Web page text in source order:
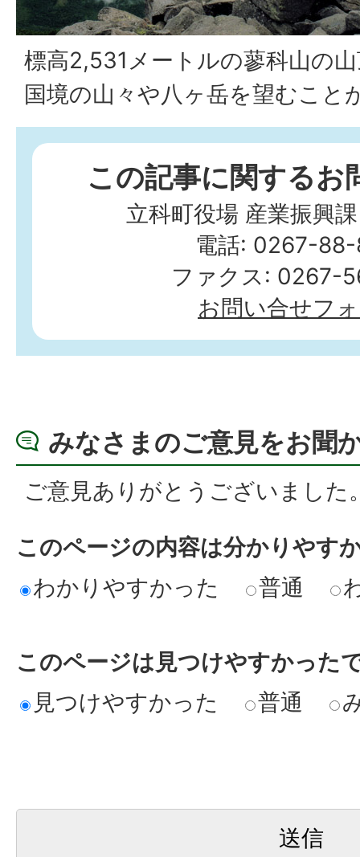
標高2,531メートルの蓼科山の
国境の山々や八ヶ岳を望むこと
この記事に関するお
立科町役場 産業振興
電話: 0267-
ファクス: 0267-
お問い合せフ
みなさまのご意見をお聞
ご意見ありがとうございました
このページの内容は分かりやす
わかりやすかった
普通
このページは見つけやすかった
見つけやすかった
普通